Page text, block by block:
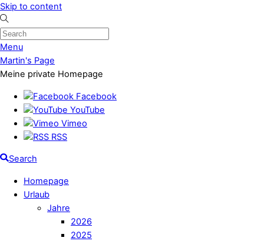
Skip to content
Menu
Martin's Page
Meine private Homepage
Facebook
YouTube
Vimeo
RSS
Search
Homepage
Urlaub
Jahre
2026
2025